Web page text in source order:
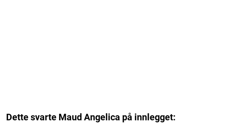
Dette svarte Maud Angelica på innlegget: